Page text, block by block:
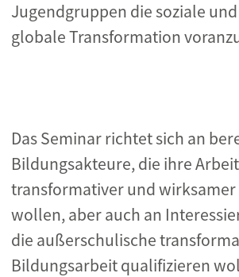
Jugendgruppen die soziale
globaleTransformation
Das Seminar richtet sich an
Bildungsakteure, die ihre Arbeit
transformativer und wirksamer
wollen, aber auch an
die außerschulische
Bildungsarbeitqualifizieren